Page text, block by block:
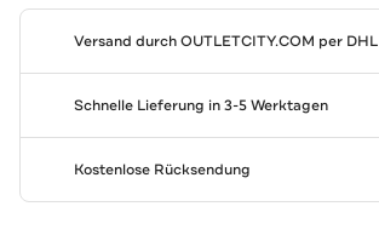
Versand durchOUTLETCITY.COM per DHL
Schnelle Lieferung in 3-5 Werktagen
Kostenlose Rücksendung